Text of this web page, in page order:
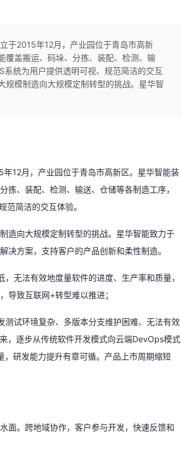
于2015年12月，产业园位于青岛市高新
覆盖搬运、码垛、分拣、装配、检测、输
统为用户提供透明可视、规范简洁的交互
规模制造向大规模定制转型的挑战。星华智
12月，产业园位于青岛市高新区。星华智能装
、装配、检测、输送、仓储等各制造工序，
范简洁的交互体验。
造向大规模定制转型的挑战。星华智能致力于
决方案，支持客户的产品创新和柔性制造。
无法有效地度量软件的进度、生产率和质量，
导致互联网+转型难以推进；
试环境复杂、多版本分支维护困难、无法有效
，逐步从传统软件开发模式向云端DevOps模式
研发能力提升有章可循。产品上市周期缩短
面。跨地域协作，客户参与开发，快速反馈和